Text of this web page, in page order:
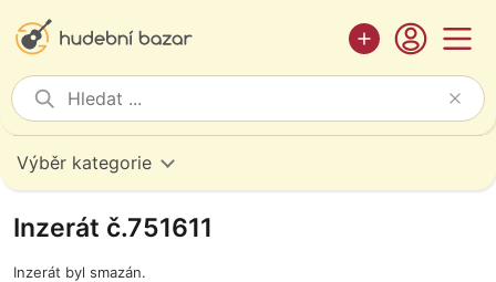
Výběr kategorie
Inzerát č.751611
Inzerát byl smazán.